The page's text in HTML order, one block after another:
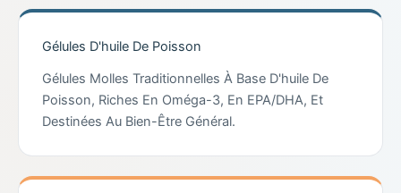
Gélules D'huile De Poisson
Gélules Molles Traditionnelles À Base D'huile De
Poisson, Riches En Oméga-3, En EPA/DHA, Et
Destinées Au Bien-Être Général.